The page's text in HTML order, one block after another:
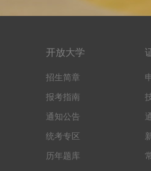
开放大学
招生简章
报考指南
通知公告
统考专区
历年题库